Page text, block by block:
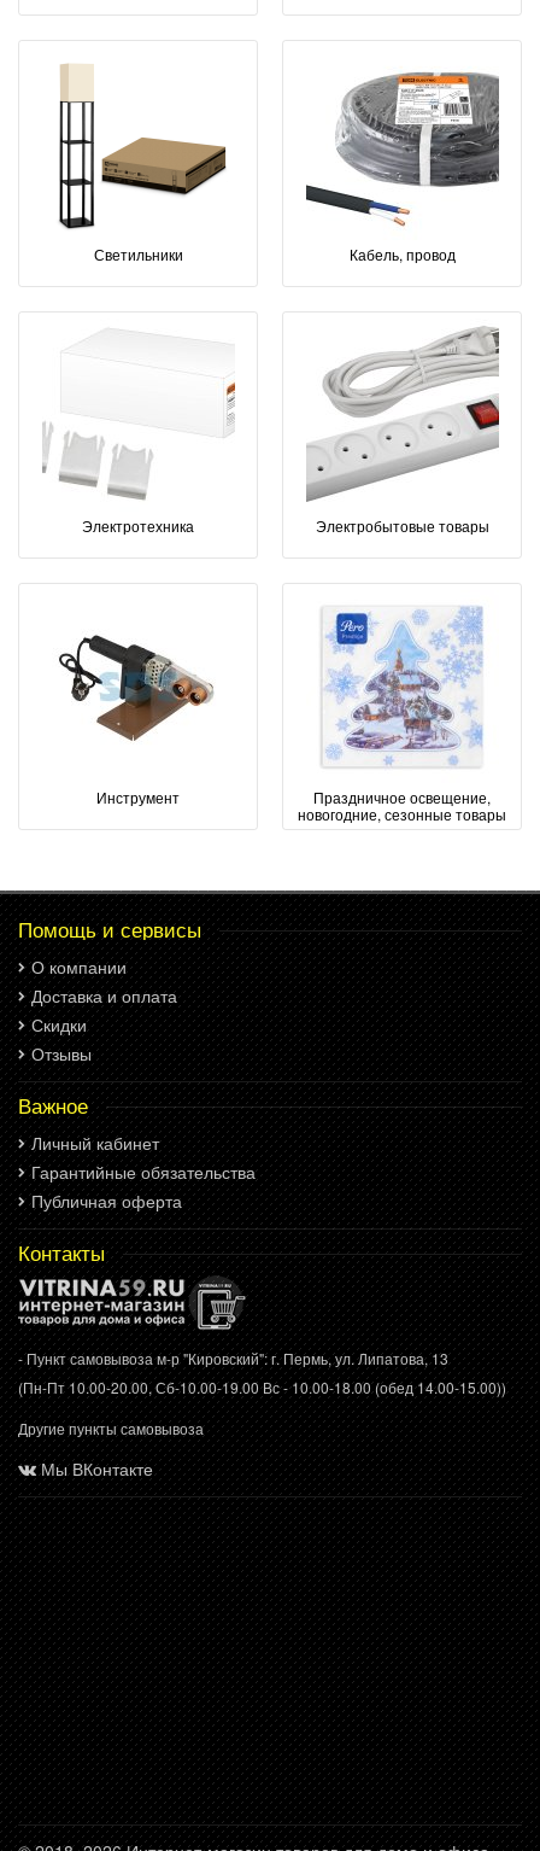
Светильники Кабель, провод
Электротехника Электробытовые товары
Инструмент
Праздничное освещение,
новогодние, сезонные товары
Помощь и сервисы
О компании
Доставка и оплата
Скидки
Отзывы
Важное
Личный кабинет
Гарантийные обязательства
Публичная оферта
Контакты
- Пункт самовывоза м-р "Кировский": г. Пермь, ул. Липатова, 13
(Пн-Пт 10.00-20.00, Сб-10.00-19.00 Вс - 10.00-18.00 (обед 14.00-15.00))
Другие пункты самовывоза
Мы ВКонтакте